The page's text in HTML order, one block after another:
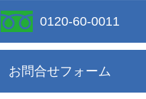
0120-60-0011
お問合せフォーム